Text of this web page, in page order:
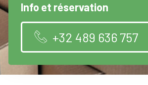
Info et réservation
+32 489 636 757